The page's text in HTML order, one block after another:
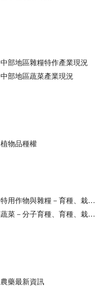
中部地區雜糧特作產業現況
中部地區蔬菜產業現況
植物品種權
特用作物與雜糧－育種、栽培技術
蔬菜－分子育種、育種、栽培技術
農藥最新資訊